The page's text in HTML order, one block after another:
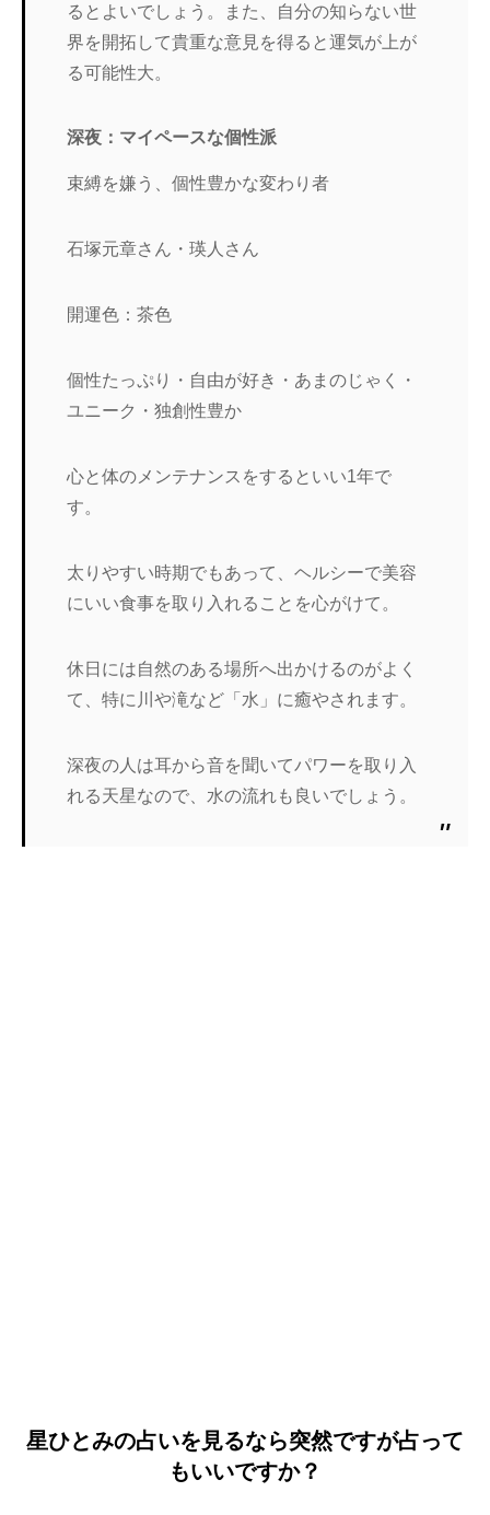
るとよいでしょう。また、自分の知らない世
界を開拓して貴重な意見を得ると運気が上が
る可能性大。
深夜：マイペースな個性派
束縛を嫌う、個性豊かな変わり者
石塚元章さん・瑛人さん
開運色：茶色
個性たっぷり・自由が好き・あまのじゃく・
ユニーク・独創性豊か
心と体のメンテナンスをするといい1年で
す。
太りやすい時期でもあって、ヘルシーで美容
にいい食事を取り入れることを心がけて。
休日には自然のある場所へ出かけるのがよく
て、特に川や滝など「水」に癒やされます。
深夜の人は耳から音を聞いてパワーを取り入
れる天星なので、水の流れも良いでしょう。
星ひとみの占いを見るなら突然ですが占って
もいいですか？